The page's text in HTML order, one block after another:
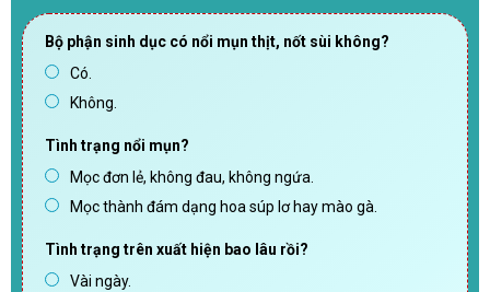
Bộ phận sinh dục có nổi mụn thịt, nốt sùi không?
Có.
Không.
Tình trạng nổi mụn?
Mọc đơn lẻ, không đau, không ngứa.
Mọc thành đám dạng hoa súp lơ hay mào gà.
Tình trạng trên xuất hiện bao lâu rồi?
Vài ngày.